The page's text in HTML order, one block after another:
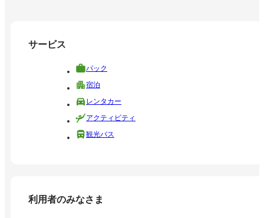
サービス
パック
宿泊
レンタカー
アクティビティ
観光バス
利用者のみなさま